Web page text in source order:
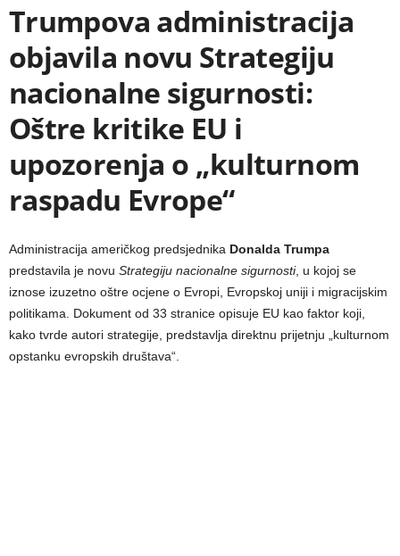
Trumpova administracija
objavila novu Strategiju
nacionalne sigurnosti:
Oštre kritike EU i
upozorenja o „kulturnom
raspadu Evrope“
Administracija američkog predsjednika Donalda Trumpa
predstavila je novu Strategiju nacionalne sigurnosti, u kojoj se
iznose izuzetno oštre ocjene o Evropi, Evropskoj uniji i migracijskim
politikama. Dokument od 33 stranice opisuje EU kao faktor koji,
kako tvrde autori strategije, predstavlja direktnu prijetnju „kulturnom
opstanku evropskih društava“.